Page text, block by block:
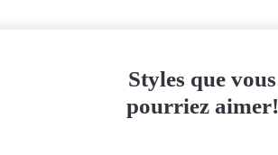
Styles que vous
pourriez aimer!